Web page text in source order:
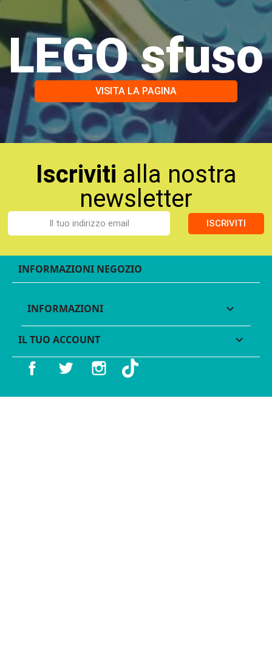
LEGO sfuso
VISITA LA PAGINA
Iscriviti alla nostra
newsletter
ISCRIVITI
INFORMAZIONI NEGOZIO
INFORMAZIONI 
IL TUO ACCOUNT 
Facebook Twitter Instagram